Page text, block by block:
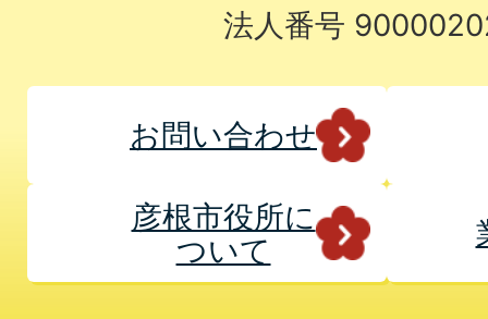
法人番号
お問い合わせ
彦根市役所に
ついて